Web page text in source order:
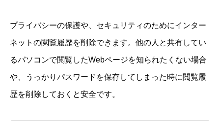
プライバシーの保護や、セキュリティのためにインター
ネットの閲覧履歴を削除できます。他の人と共有してい
るパソコンで閲覧したWebページを知られたくない場合
や、うっかりパスワードを保存してしまった時に閲覧履
歴を削除しておくと安全です。